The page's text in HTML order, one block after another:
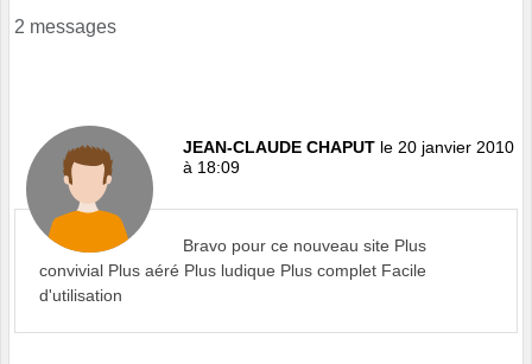
2 messages
JEAN-CLAUDE CHAPUT le 20 janvier 2010
à 18:09
Bravo pour ce nouveau site Plus
convivial Plus aéré Plus ludique Plus complet Facile
d'utilisation